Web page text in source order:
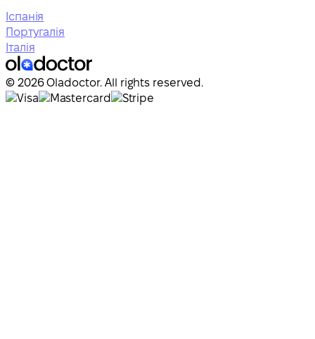
Іспанія
Португалія
Італія
© 2026 Oladoctor. All rights reserved.